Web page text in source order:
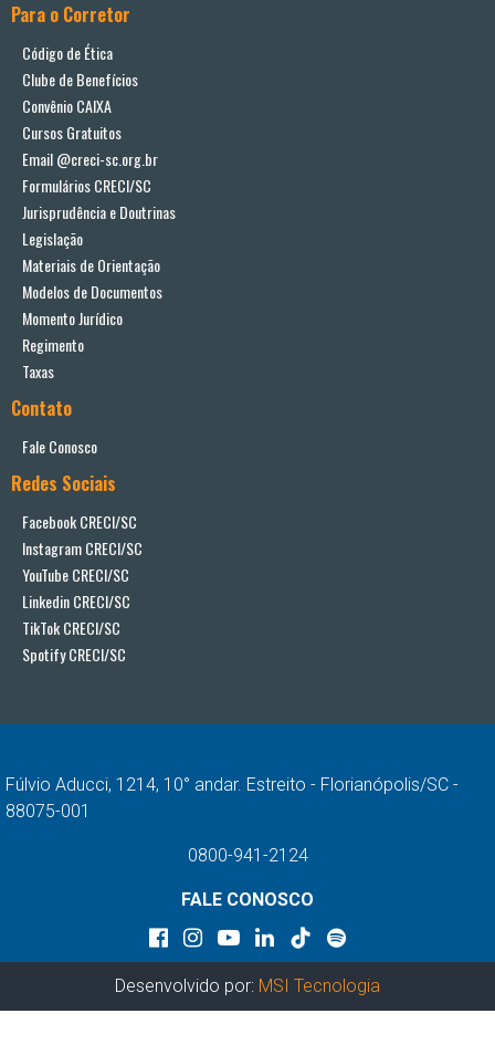
Para o Corretor
Código de Ética
Clube de Benefícios
Convênio CAIXA
Cursos Gratuitos
Email @creci-sc.org.br
Formulários CRECI/SC
Jurisprudência e Doutrinas
Legislação
Materiais de Orientação
Modelos de Documentos
Momento Jurídico
Regimento
Taxas
Contato
Fale Conosco
Redes Sociais
Facebook CRECI/SC
Instagram CRECI/SC
YouTube CRECI/SC
Linkedin CRECI/SC
TikTok CRECI/SC
Spotify CRECI/SC
Fúlvio Aducci, 1214, 10° andar. Estreito - Florianópolis/SC -
88075-001
0800-941-2124
FALE CONOSCO
Desenvolvido por: MSI Tecnologia